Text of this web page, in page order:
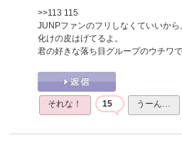
>>113 115
JUNPファンのフリしなくていいから
化けの皮はげてるよ。
君の好きな落ち目グループのウチワで
それな！ 15 うーん…